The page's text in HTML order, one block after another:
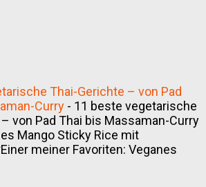
Thai-Gerichte – von Pad
Curry - 11 beste vegetarische
von Pad Thai bis Massaman-Curry
Mango Sticky Rice mit
meiner Favoriten: Veganes